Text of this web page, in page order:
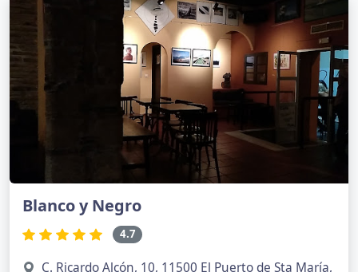
Blanco y Negro
4.7
C. Ricardo Alcón, 10, 11500 El Puerto de Sta María,